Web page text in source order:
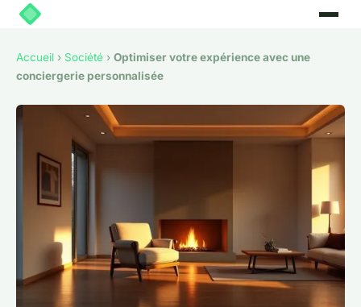
Accueil › Société › Optimiser votre expérience avec une
conciergerie personnalisée